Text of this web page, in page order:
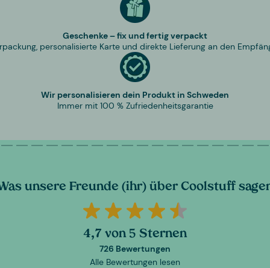
Geschenke – fix und fertig verpackt
personalisierte Karte und direkte Lieferung an den
Wir personalisieren dein Produkt in Schweden
Immer mit 100 % Zufriedenheitsgarantie
unsere Freunde (ihr) über Coolstuff
4,7 von 5 Sternen
726 Bewertungen
Alle Bewertungen lesen